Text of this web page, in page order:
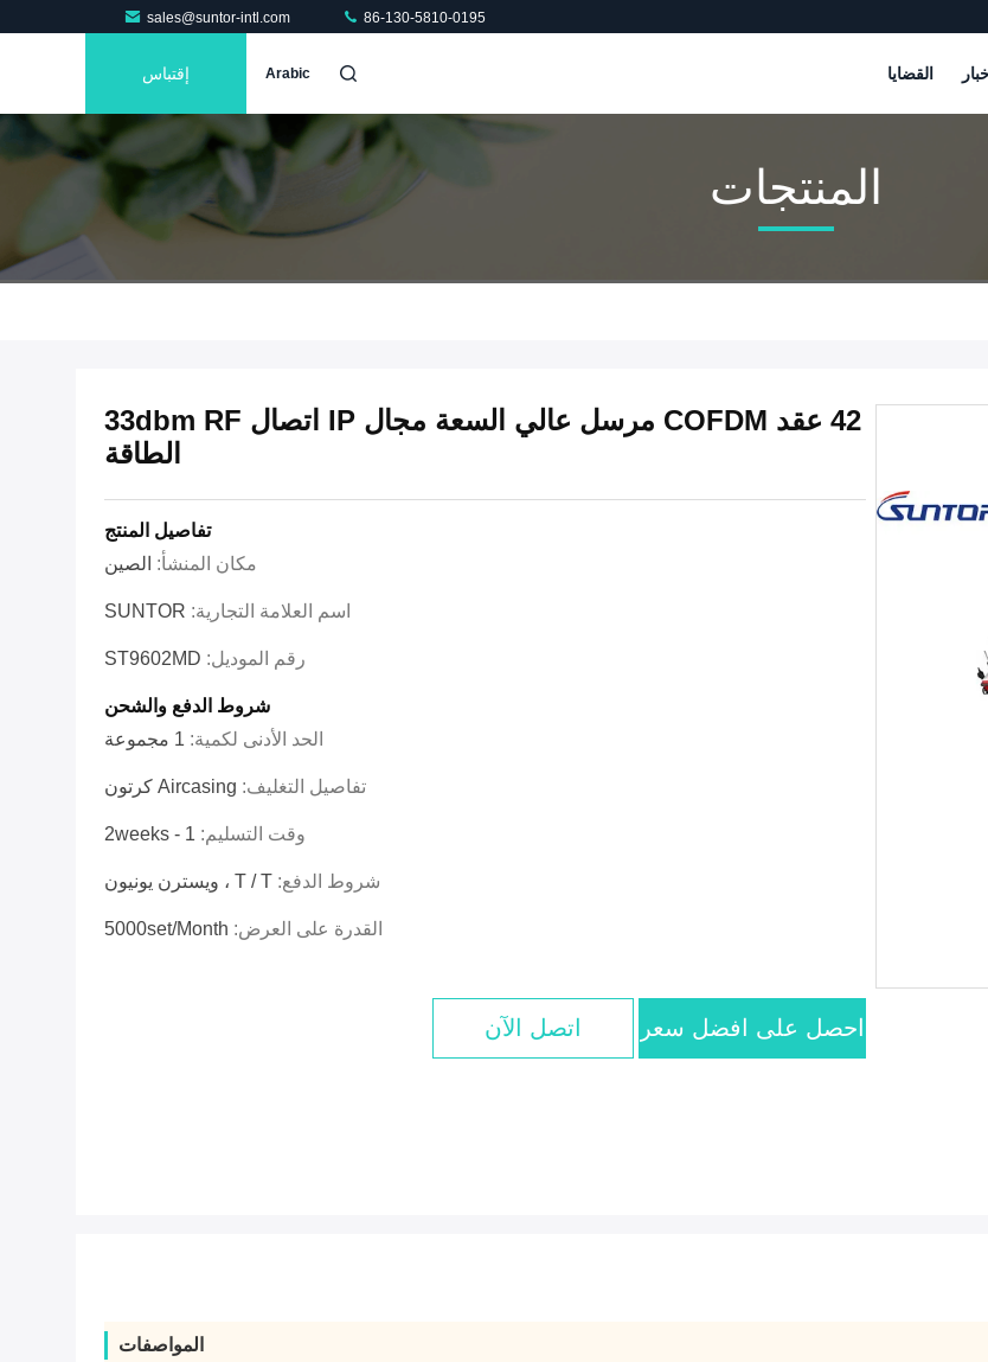
sales@suntor-intl.com 86-130-5810-0195
القضايا Arabic إقتباس
المنتجات
42 عقد COFDM مرسل عالي السعة مجال IP اتصال 33dbm RF
الطاقة
تفاصيل المنتج
مكان المنشأ: الصين
اسم العلامة التجارية: SUNTOR
رقم الموديل: ST9602MD
شروط الدفع والشحن
الحد الأدنى لكمية: 1 مجموعة
تفاصيل التغليف: Aircasing كرتون
وقت التسليم: 1 - 2weeks
شروط الدفع: T / T ، ويسترن يونيون
القدرة على العرض: 5000set/month
احصل على افضل سعر اتصل الآن
المواصفات